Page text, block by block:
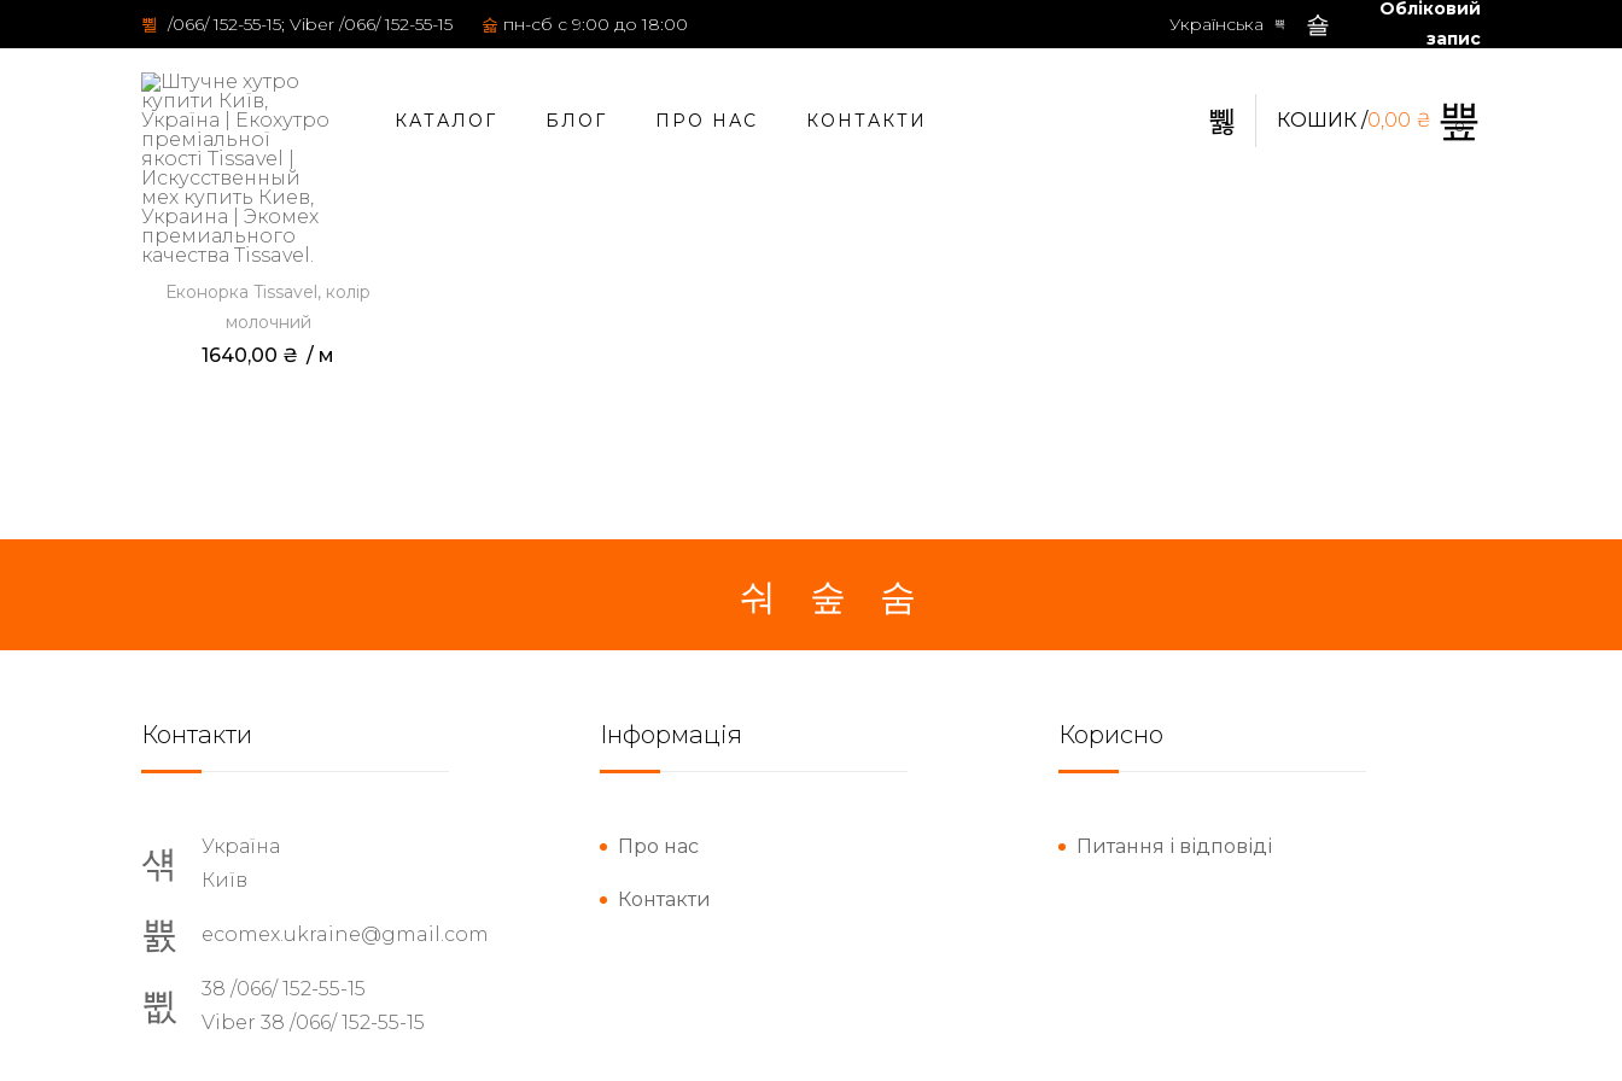
/066/ 152-55-15; Viber /066/ 152-55-15 пн-сб с 9:00 до 18:00 Українська
Обліковий
запис
КАТАЛОГ БЛОГ ПРО НАС КОНТАКТИ 0
КОШИК /0,00 ₴
Еконорка Tissavel, колір
молочний
1640,00 ₴ / м
Контакти
Україна
Київ
ecomex.ukraine@gmail.com
38 /066/ 152-55-15
Viber 38 /066/ 152-55-15
Інформація
Про нас
Контакти
Корисно
Питання і відповіді